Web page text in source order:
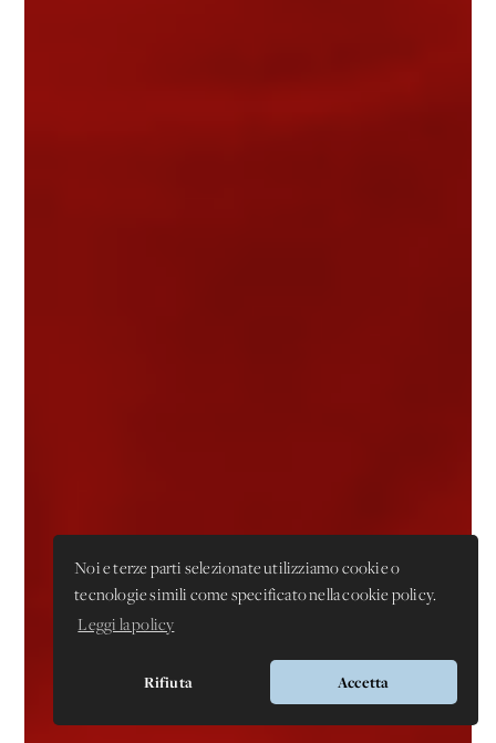
Noi e terze parti selezionate utilizziamo cookie o
tecnologie simili come specificato nella cookie policy.
Leggi la policy
Rifiuta Accetta